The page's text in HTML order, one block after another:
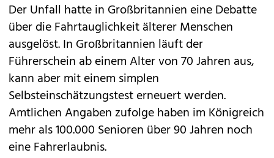
Der Unfall hatte in Großbritannien eine Debatte
über die Fahrtauglichkeit älterer Menschen
ausgelöst. In Großbritannien läuft der
Führerschein ab einem Alter von 70 Jahren aus,
kann aber mit einem simplen
Selbsteinschätzungstest erneuert werden.
Amtlichen Angaben zufolge haben im Königreich
mehr als 100.000 Senioren über 90 Jahren noch
eine Fahrerlaubnis.